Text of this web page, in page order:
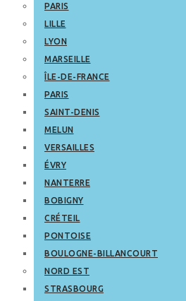
PARIS
LILLE
LYON
MARSEILLE
ÎLE-DE-FRANCE
PARIS
SAINT-DENIS
MELUN
VERSAILLES
ÉVRY
NANTERRE
BOBIGNY
CRÉTEIL
PONTOISE
BOULOGNE-BILLANCOURT
NORD EST
STRASBOURG